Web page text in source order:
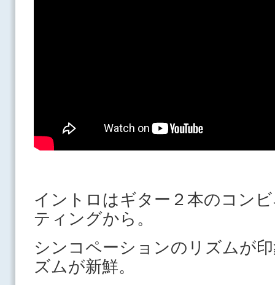
イントロはギター２本のコン
ティングから。
シンコペーションのリズムが
ズムが新鮮。